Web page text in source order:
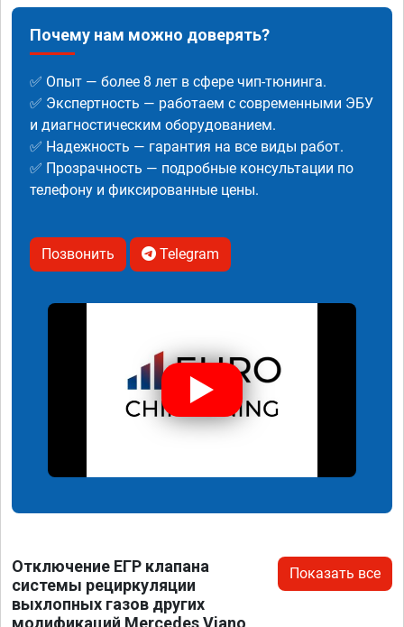
Почему нам можно доверять?
✅ Опыт — более 8 лет в сфере чип-тюнинга.
✅ Экспертность — работаем с современными ЭБУ
и диагностическим оборудованием.
✅ Надежность — гарантия на все виды работ.
✅ Прозрачность — подробные консультации по
телефону и фиксированные цены.
Позвонить Telegram
Отключение ЕГР клапана
системы рециркуляции
выхлопных газов других
модификаций Mercedes Viano
Показать все